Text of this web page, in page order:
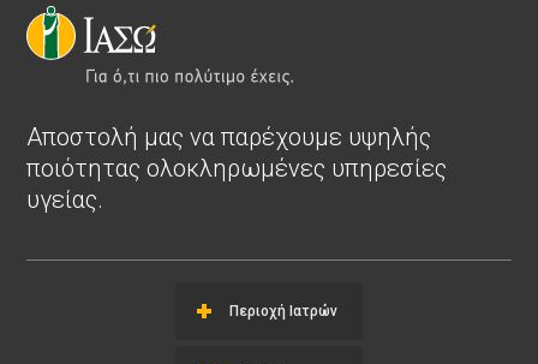
Αποστολή μας να παρέχουμε υψηλής
ποιότητας ολοκληρωμένες υπηρεσίες
υγείας.
Περιοχή Ιατρών